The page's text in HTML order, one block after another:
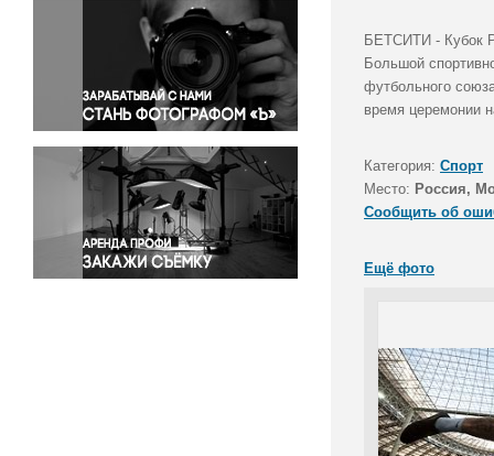
Окружающая среда
Политика
Правосудие
Происшествия и конфликты
Религия
Светская жизнь
Спорт
Экология
Экономика и бизнес
БЕТСИТИ - Кубок
Большой
футбольного
время церемонии
Категория: Спорт
Место: Россия,
Сообщить об
Ещё фото